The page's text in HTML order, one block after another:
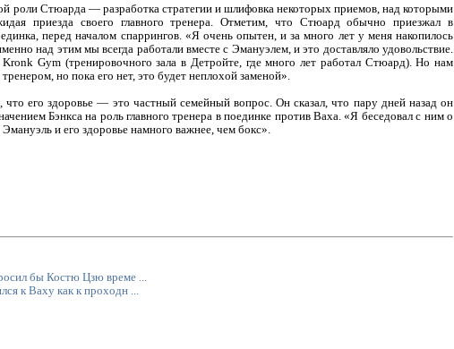
роли Стюарда — разработка стратегии и шлифовка некоторых приемов, над которыми
приезда своего главного тренера. Отметим, что Стюард обычно приезжал в
перед началом спаррингов. «Я очень опытен, и за много лет у меня накопилось
над этим мы всегда работали вместе с Эмануэлем, и это доставляло удовольствие.
Gym (тренировочного зала в Детройте, где много лет работал Стюард). Но нам
но пока его нет, это будет неплохой заменой».
что его здоровье — это частный семейный вопрос. Он сказал, что пару дней назад он
Бэнкса на роль главного тренера в поединке против Ваха. «Я беседовал с ним о
и его здоровье намного важнее, чем бокс».
бы Костю Цзю време ...
к Ваху как к проходн ...